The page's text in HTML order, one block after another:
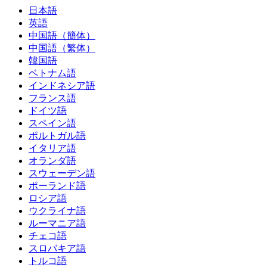
日本語
英語
中国語（簡体）
中国語（繁体）
韓国語
ベトナム語
インドネシア語
フランス語
ドイツ語
スペイン語
ポルトガル語
イタリア語
オランダ語
スウェーデン語
ポーランド語
ロシア語
ウクライナ語
ルーマニア語
チェコ語
スロバキア語
トルコ語